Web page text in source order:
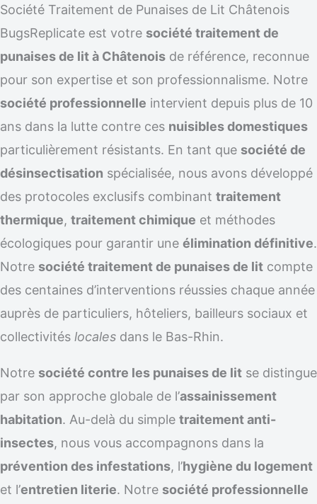
Société Traitement de Punaises de Lit Châtenois
BugsReplicate est votre société traitement de
punaises de lit à Châtenois de référence, reconnue
pour son expertise et son professionnalisme. Notre
société professionnelle intervient depuis plus de 10
ans dans la lutte contre ces nuisibles domestiques
particulièrement résistants. En tant que société de
désinsectisation spécialisée, nous avons développé
des protocoles exclusifs combinant traitement
thermique, traitement chimique et méthodes
écologiques pour garantir une élimination définitive.
Notre société traitement de punaises de lit compte
des centaines d’interventions réussies chaque année
auprès de particuliers, hôteliers, bailleurs sociaux et
collectivités locales dans le Bas-Rhin.
Notre société contre les punaises de lit se distingue
par son approche globale de l’assainissement
habitation. Au-delà du simple traitement anti-
insectes, nous vous accompagnons dans la
prévention des infestations, l’hygiène du logement
et l’entretien literie. Notre société professionnelle